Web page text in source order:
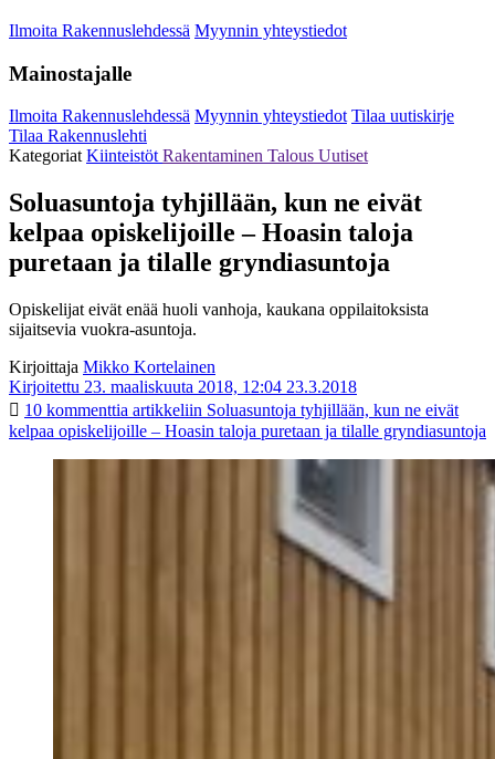
Ilmoita Rakennuslehdessä Myynnin yhteystiedot
Mainostajalle
Ilmoita Rakennuslehdessä Myynnin yhteystiedot Tilaa uutiskirje
Tilaa Rakennuslehti
KategoriatKiinteistötRakentaminen Talous Uutiset
Soluasuntoja tyhjillään, kun ne eivät
kelpaa opiskelijoille – Hoasin taloja
puretaan ja tilalle gryndiasuntoja
Opiskelijat eivät enää huoli vanhoja, kaukana oppilaitoksista
sijaitsevia vuokra-asuntoja.
Kirjoittaja Mikko Kortelainen
Kirjoitettu 23. maaliskuuta 2018, 12:04 23.3.2018
10 kommenttia artikkeliin Soluasuntoja tyhjillään, kun ne eivät
kelpaa opiskelijoille – Hoasin taloja puretaan ja tilalle gryndiasuntoja